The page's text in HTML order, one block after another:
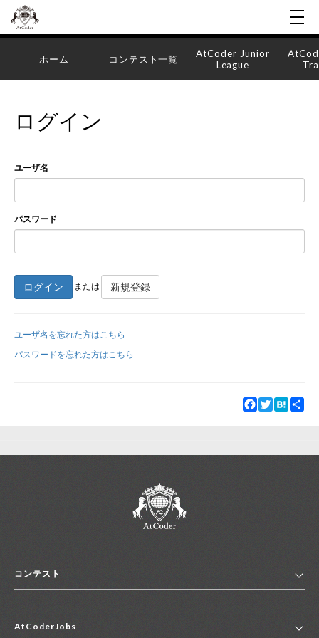
新規登録
ホーム コンテスト一覧
AtCoder Junior
League
ログイン
ユーザ名
パスワード
ログイン または 新規登録
ユーザ名を忘れた方はこちら
パスワードを忘れた方はこちら
Facebook
TwitterHatena
コンテスト
コンテスト一覧
AtCoderJobs